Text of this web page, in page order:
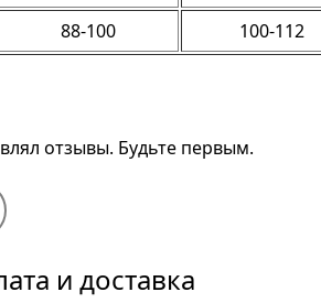
88-100 100-112
отзывы. Будьте первым.
и доставка